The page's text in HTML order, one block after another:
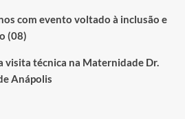
com evento voltado à inclusão e
(08)
visita técnica na Maternidade Dr.
Anápolis